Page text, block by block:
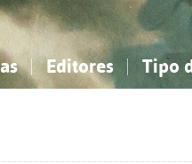
Editores Tipo